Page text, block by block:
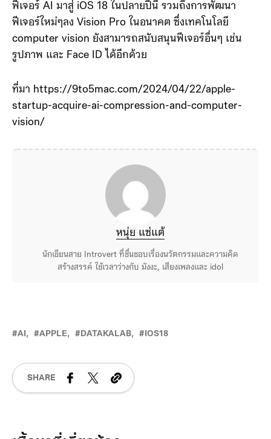
ฟีเจอร์ AI มาสู่ iOS 18 ในปลายปีนี้ รวมถึงการพัฒนา
ฟีเจอร์ใหม่ๆลง Vision Pro ในอนาคต ซึ่งเทคโนโลยี
computer vision ยังสามารถสนับสนุนฟีเจอร์อื่นๆ เช่น
รูปภาพ และ Face ID ได้อีกด้วย
ที่มา https://9to5mac.com/2024/04/22/apple-
startup-acquire-ai-compression-and-computer-
vision/
หนุ่ย แซ่แต้
นักเขียนสาย Introvert ที่ชื่นชอบเรื่องนวัตกรรมและความคิด
สร้างสรรค์ ใช้เวลาว่างกับ มังงะ, เสียงเพลงและ idol
AI APPLE DATAKALAB IOS18
SHARE